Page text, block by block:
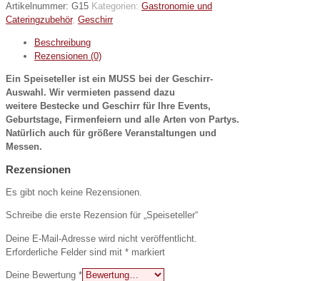
Artikelnummer: G15 Kategorien: Gastronomie und
Cateringzubehör, Geschirr
Beschreibung
Rezensionen (0)
Ein Speiseteller ist ein MUSS bei der Geschirr-
Auswahl. Wir vermieten passend dazu
weitere Bestecke und Geschirr für Ihre Events,
Geburtstage, Firmenfeiern und alle Arten von Partys.
Natürlich auch für größere Veranstaltungen und
Messen.
Rezensionen
Es gibt noch keine Rezensionen.
Schreibe die erste Rezension für „Speiseteller“
Deine E-Mail-Adresse wird nicht veröffentlicht.
Erforderliche Felder sind mit * markiert
Deine Bewertung *